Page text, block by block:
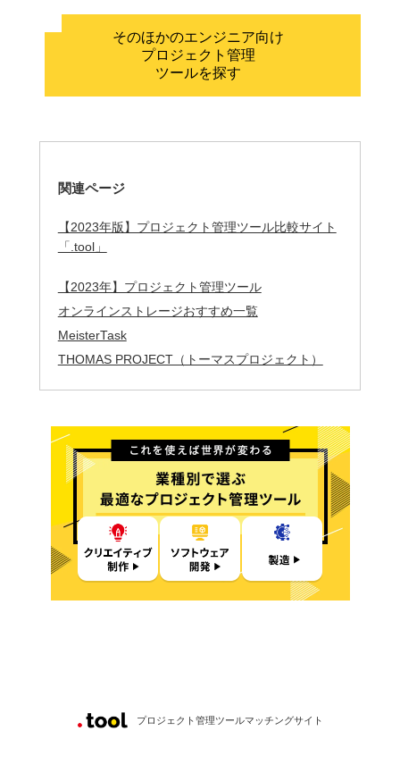
そのほかのエンジニア向け
プロジェクト管理
ツールを探す
関連ページ
【2023年版】プロジェクト管理ツール比較サイト
「.tool」
【2023年】プロジェクト管理ツール
オンラインストレージおすすめ一覧
MeisterTask
THOMAS PROJECT（トーマスプロジェクト）
プロジェクト管理ツールマッチングサイト